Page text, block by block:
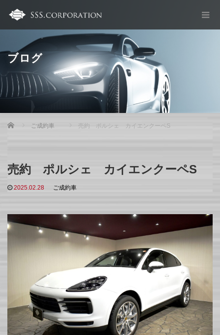
ブログ
Home ご成約車 売約 ポルシェ カイエンクーペS
売約 ポルシェ カイエンクーペS
2025.02.28 ご成約車